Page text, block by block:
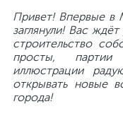
Привет! Впервые в
заглянули! Вас
строительство
просты, партии
иллюстрации
открывать новые
города!